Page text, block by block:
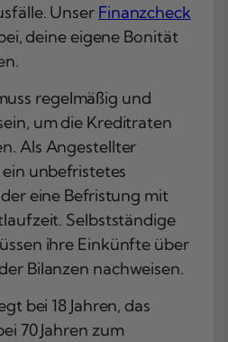
Unser Finanzcheck
deine eigene Bonität
regelmäßig und
um die Kreditraten
Als Angestellter
unbefristetes
eine Befristung mit
Selbstständige
ihre Einkünfte über
Bilanzen nachweisen.
bei 18 Jahren, das
70 Jahren zum